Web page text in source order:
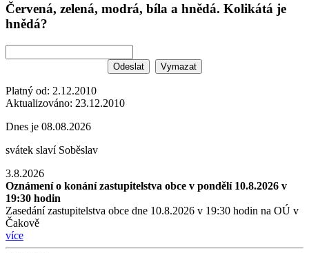
Červená, zelená, modrá, bíla a hnědá. Kolikátá je
hnědá?
Platný od: 2.12.2010
Aktualizováno: 23.12.2010
Dnes je 08.08.2026
svátek slavíSoběslav
3.8.2026
Oznámení o konání zastupitelstva obce v pondělí 10.8.2026 v
19:30 hodin
Zasedání zastupitelstva obce dne 10.8.2026 v 19:30 hodin na OÚ v
Čakově
více